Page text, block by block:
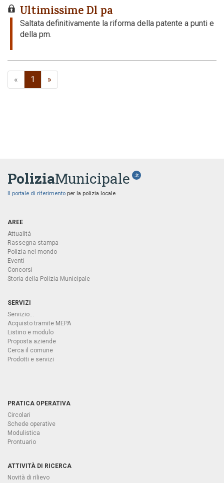
Ultimissime Dl pa
Saltata definitivamente la riforma della patente a punti e
della pm.
« 1 »
PoliziaMunicipale .it
Il portale di riferimento per la polizia locale
AREE
Attualità
Rassegna stampa
Polizia nel mondo
Eventi
Concorsi
Storia della Polizia Municipale
SERVIZI
Servizio...
Acquisto tramite MEPA
Listino e modulo
Proposta aziende
Cerca il comune
Prodotti e servizi
PRATICA OPERATIVA
Circolari
Schede operative
Modulistica
Prontuario
ATTIVITÀ DI RICERCA
Novità di rilievo